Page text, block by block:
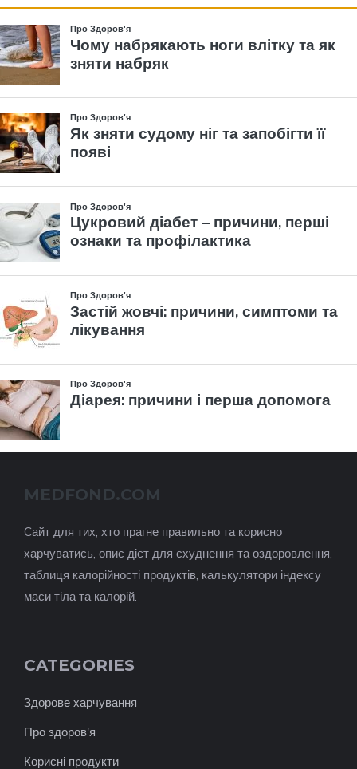
MEDFOND.COM
Cайт для тих, хто прагне правильно та корисно
харчуватись, опис дієт для схуднення та оздоровлення,
таблиця калорійності продуктів, калькулятори індексу
маси тіла та калорій.
CATEGORIES
Здорове харчування
Про здоров'я
Корисні продукти